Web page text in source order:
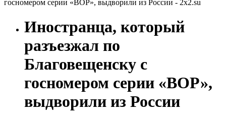
госномером серии «ВОР», выдворили из России - 2x2.su
Иностранца, который
разъезжал по
Благовещенску с
госномером серии «ВОР»,
выдворили из России